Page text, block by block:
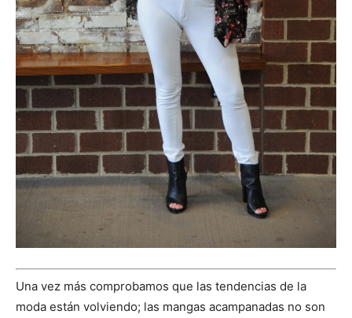
Una vez más comprobamos que las tendencias de la
moda están volviendo; las mangas acampanadas no son